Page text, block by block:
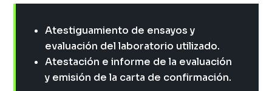
Atestiguamiento de ensayos y
evaluación del laboratorio utilizado.
Atestación e informe de la evaluación
y emisión de la carta de confirmación.